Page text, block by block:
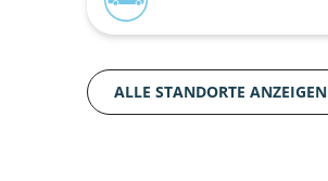
ALLE STANDORTE ANZEIGEN